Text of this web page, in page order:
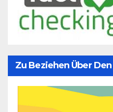
Zu Beziehen Über